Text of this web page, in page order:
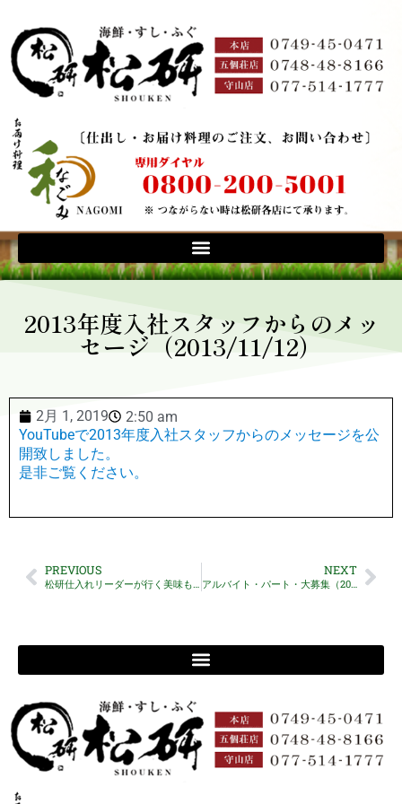
2013年度入社スタッフからのメッ
セージ（2013/11/12）
2月 1, 2019
2:50 am
YouTubeで2013年度入社スタッフからのメッセージを公
開致しました。
是非ご覧ください。
PREVIOUS NEXT
アルバイト・パート・大募集（2014/01/09）